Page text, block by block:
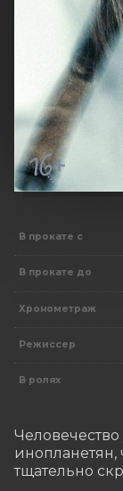
В прокате с
В прокате до
Хронометраж
Режиссер
В ролях
инопланетян,
тщательно